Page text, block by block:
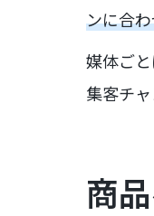
ンに合
媒体ご
集客チャ
商